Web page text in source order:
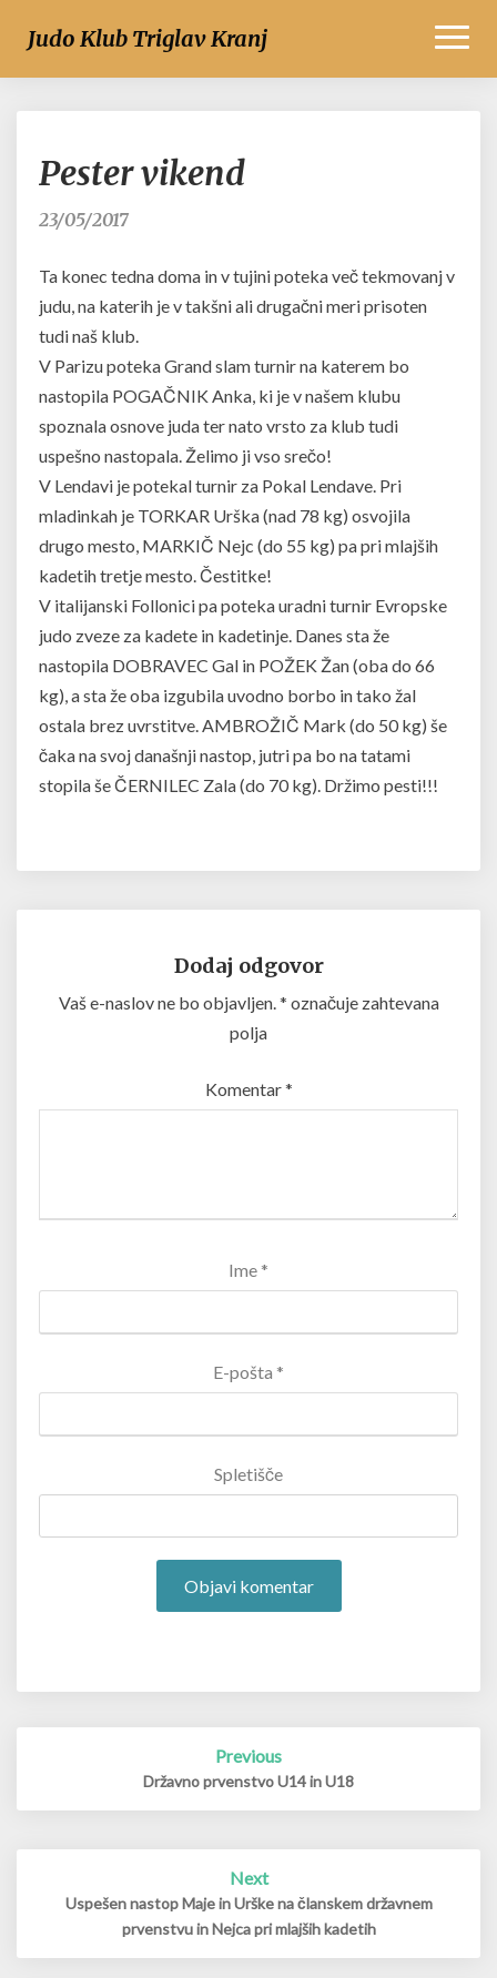
Judo Klub Triglav Kranj
Pester vikend
23/05/2017
Ta konec tedna doma in v tujini poteka več tekmovanj v
judu, na katerih je v takšni ali drugačni meri prisoten
tudi naš klub.
V Parizu poteka Grand slam turnir na katerem bo
nastopila POGAČNIK Anka, ki je v našem klubu
spoznala osnove juda ter nato vrsto za klub tudi
uspešno nastopala. Želimo ji vso srečo!
V Lendavi je potekal turnir za Pokal Lendave. Pri
mladinkah je TORKAR Urška (nad 78 kg) osvojila
drugo mesto, MARKIČ Nejc (do 55 kg) pa pri mlajših
kadetih tretje mesto. Čestitke!
V italijanski Follonici pa poteka uradni turnir Evropske
judo zveze za kadete in kadetinje. Danes sta že
nastopila DOBRAVEC Gal in POŽEK Žan (oba do 66
kg), a sta že oba izgubila uvodno borbo in tako žal
ostala brez uvrstitve. AMBROŽIČ Mark (do 50 kg) še
čaka na svoj današnji nastop, jutri pa bo na tatami
stopila še ČERNILEC Zala (do 70 kg). Držimo pesti!!!
Dodaj odgovor
Vaš e-naslov ne bo objavljen.* označuje zahtevana
polja
Komentar*
Ime *
E-pošta *
Spletišče
Previous
Državno prvenstvo U14 in U18
Next
Uspešen nastop Maje in Urške na članskem državnem
prvenstvu in Nejca pri mlajših kadetih